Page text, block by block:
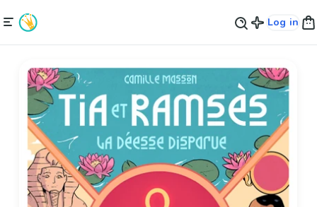
Log in